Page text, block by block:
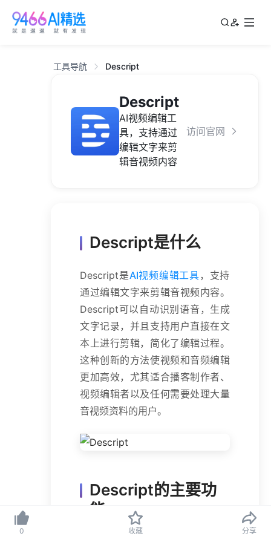
0 收藏 分享
工具导航 Descript
Descript
AI视频编辑工
具，支持通过
编辑文字来剪
辑音视频内容
访问官网
Descript是什么
Descript是AI视频编辑工具 ，支持
通过编辑文字来剪辑音视频内容。
Descript可以自动识别语音，生成
文字记录，并且支持用户直接在文
本上进行剪辑，简化了编辑过程。
这种创新的方法使视频和音频编辑
更加高效，尤其适合播客制作者、
视频编辑者以及任何需要处理大量
音视频资料的用户。
Descript的主要功
能